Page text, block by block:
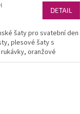
DETAIL
šaty pro svatební den
plesové šaty s
oranžové